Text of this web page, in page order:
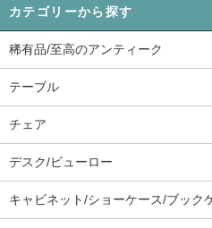
カテゴリーから探す
稀有品/至高のアンティーク
テーブル
チェア
デスク/ビューロー
キャビネット/ショーケース/ブック